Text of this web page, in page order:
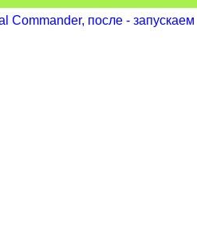
Commander, после - запускаем